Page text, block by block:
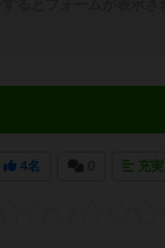
4名 充実